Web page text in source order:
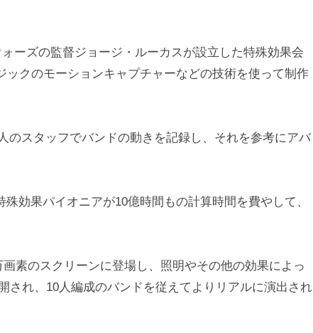
ーズの監督ジョージ・ルーカスが設立した特殊効果会
クのモーションキャプチャーなどの技術を使って制作
のスタッフでバンドの動きを記録し、それを参考にアバ
効果パイオニアが10億時間もの計算時間を費やして、
素のスクリーンに登場し、照明やその他の効果によっ
され、10人編成のバンドを従えてよりリアルに演出され